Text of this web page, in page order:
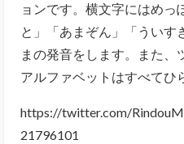
ョンです。横文字にはめっ
と」「あまぞん」「ういす
まの発音をします。また
アルファベットはすべてひ
https://twitter.com/
21796101